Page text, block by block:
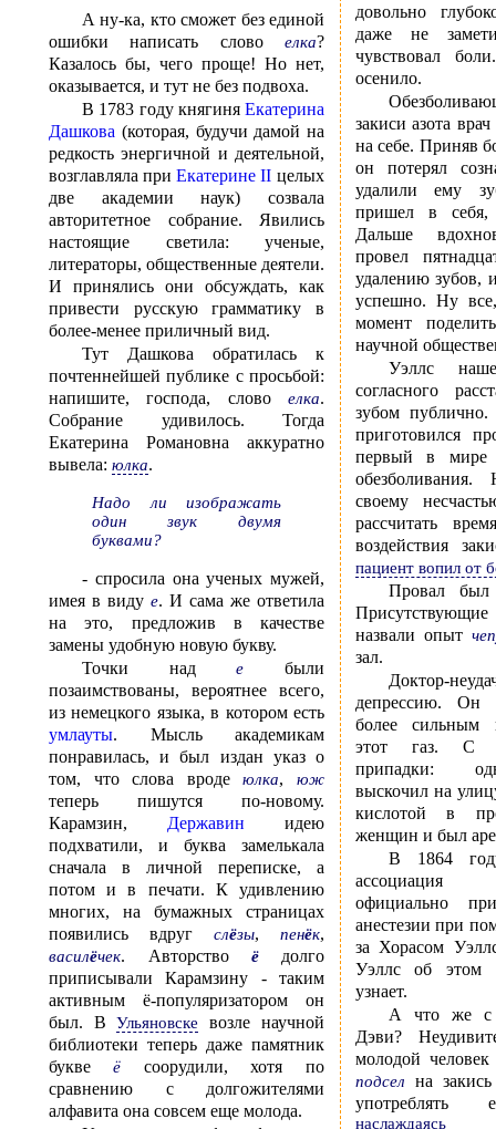
А ну-ка, кто сможет без единой
ошибки написать слово елка?
Казалось бы, чего проще! Но нет,
оказывается, и тут не без подвоха.
В 1783 году княгиня Екатерина
Дашкова (которая, будучи дамой на
редкость энергичной и деятельной,
возглавляла при Екатерине II целых
две академии наук) созвала
авторитетное собрание. Явились
настоящие светила: ученые,
литераторы, общественные деятели.
И принялись они обсуждать, как
привести русскую грамматику в
более-менее приличный вид.
Тут Дашкова обратилась к
почтеннейшей публике с просьбой:
напишите, господа, слово елка.
Собрание удивилось. Тогда
Екатерина Романовна аккуратно
вывела: юлка.
Надо ли изображать
один звук двумя
буквами?
- спросила она ученых мужей,
имея в виду е. И сама же ответила
на это, предложив в качестве
замены удобную новую букву.
Точки над е были
позаимствованы, вероятнее всего,
из немецкого языка, в котором есть
умлауты. Мысль академикам
понравилась, и был издан указ о
том, что слова вроде юлка, юж
теперь пишутся по-новому.
Карамзин, Державин идею
подхватили, и буква замелькала
сначала в личной переписке, а
потом и в печати. К удивлению
многих, на бумажных страницах
появились вдруг слёзы, пенёк,
василёчек. Авторство ё долго
приписывали Карамзину - таким
активным ё-популяризатором он
был. В Ульяновске возле научной
библиотеки теперь даже памятник
букве ё соорудили, хотя по
сравнению с долгожителями
алфавита она совсем еще молода.
довольно
даже не
чувствовал
осенило.
закиси азота
на себе. Приняв
он потерял
удалили ему
пришел в
Дальше
провел
удалению зубов,
успешно. Ну
момент
научной
Уэллс
согласного
зубом
приготовился
первый в мире
своему
рассчитать
воздействия
пациент вопил от
Провал был
назвали опыт
зал.
Доктор-
депрессию. Он
более сильным
этот газ. С
припадки:
выскочил на
кислотой в
женщин и был
В 1864
ассоциация
официально
анестезии при
за Хорасом
Уэллс об этом
узнает.
А что же с
Дэви?
молодой
подсел на
употреблять